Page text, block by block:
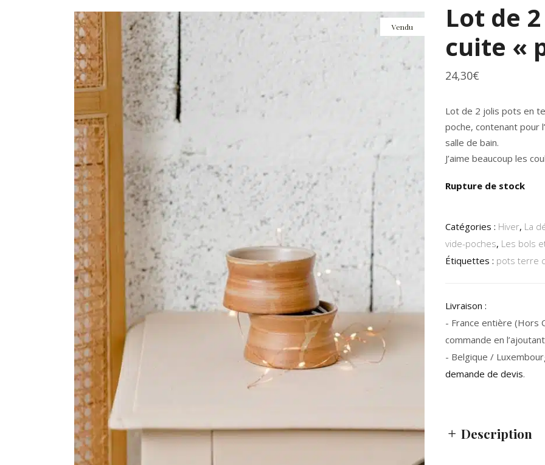
Vendu
Lot de
cuite «
24,30€
Lot de 2 jolis pots en
poche, contenant pour
salle de bain.
J’aime beaucoup les
Rupture de stock
Catégories : Hiver, La
vide-poches, Les bols
Étiquettes : pots terre
Livraison :
- France entière (Hors
commande en
- Belgique /
demande de devis.
Description